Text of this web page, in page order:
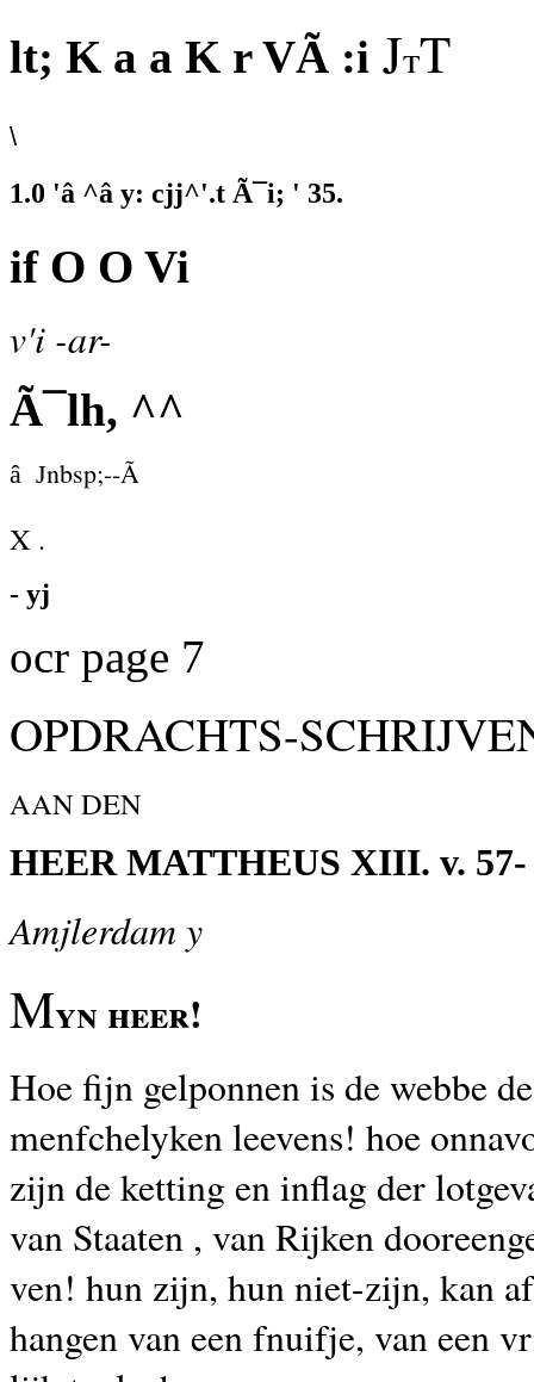
lt; K a a K r VÃ :i JtT
\
1.0 'â ^â y: cjj^'.t Ã¯i; ' 35.
if O O Vi
v'i -ar-
Ã¯lh, ^^
â Jnbsp;--Ã
X .
- yj
ocr page 7
OPDRACHTS-
AAN DEN
HEER MATTHEUS XIII. v. 57-
Amjlerdam y
Myn heer!
Hoe fijn gelponnen is de webbe
menfchelyken leevens! hoe
zijn de ketting en inflag der
van Staaten , van Rijken
ven! hun zijn, hun niet-zijn, kan
hangen van een fnuifje, van een